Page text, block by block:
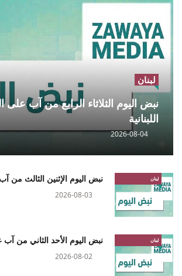
لبنان
نبض اليوم الثلاثاء الرابع من آب على
اللبنانية
2026-08-04
لبنان نبض اليوم الإثنين الثالث من
2026-08-03
لبنان نبض اليوم الأحد الثاني من آب
2026-08-02